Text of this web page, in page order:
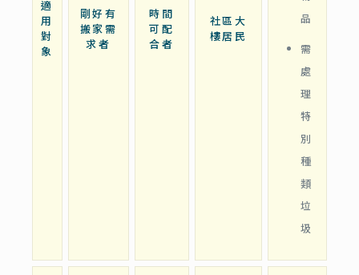
適
用
對
象
剛好有
搬家需
求者
時間
可配
合者
社區大
樓居民
品
需
處
理
特
別
種
類
垃
圾